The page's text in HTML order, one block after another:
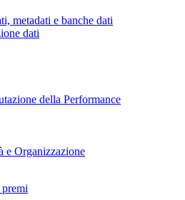
metadati e banche dati
dati
della Performance
e Organizzazione